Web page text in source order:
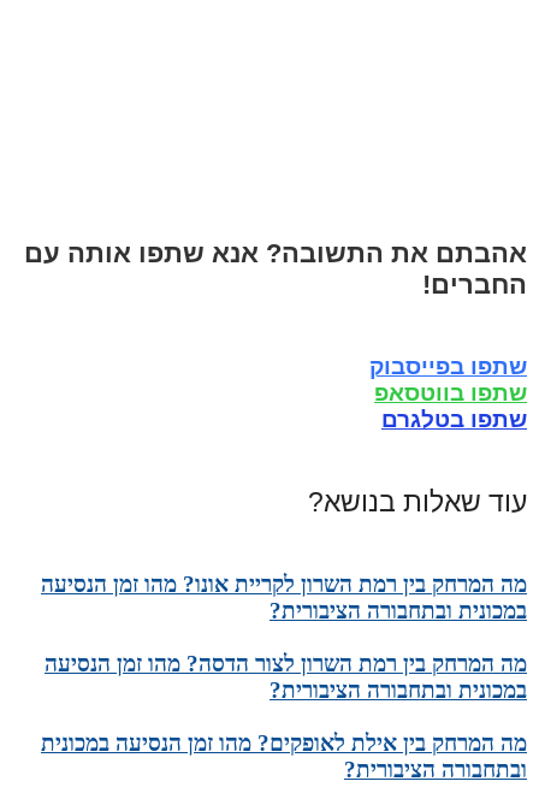
אהבתם את התשובה? אנא שתפו אותה עם
החברים!
שתפו בפייסבוק
שתפו בווטסאפ
שתפו בטלגרם
עוד שאלות בנושא?
מה המרחק בין רמת השרון לקריית אונו? מהו זמן הנסיעה
במכונית ובתחבורה הציבורית?
מה המרחק בין רמת השרון לצור הדסה? מהו זמן הנסיעה
במכונית ובתחבורה הציבורית?
מה המרחק בין אילת לאופקים? מהו זמן הנסיעה במכונית
ובתחבורה הציבורית?